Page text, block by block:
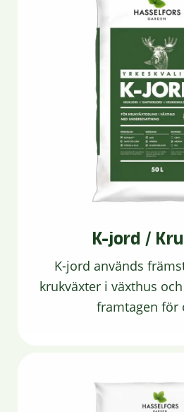
K-jord /
K-jord används
krukväxter i växthus
framtagen för